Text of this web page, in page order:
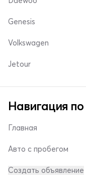
Genesis
Volkswagen
Jetour
Навигация по
Главная
Авто с пробегом
Создать объявление